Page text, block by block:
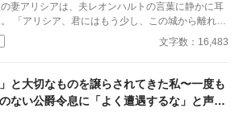
妻アリシアは、夫レオンハルトの言葉に静かに耳
「アリシア、君にはもう少し、この城から離れて
レオンハルトの声は、いつものように低く、落ち
かし、その言葉の意味は、アリシアにとってあま
味でございますか」 「つまり、この城にいないでほ
とだ。しばらくの間、君には別の場所で暮らして
アリシアは、ゆっくりと目を閉じた。指先がわず
、彼女は必死に抑えていた。この男の前で、自分
文字数：16,483
」と大切なものを譲らされてきた私〜一度も
ない公爵令息に「よく遭遇するな」と声を
た〜